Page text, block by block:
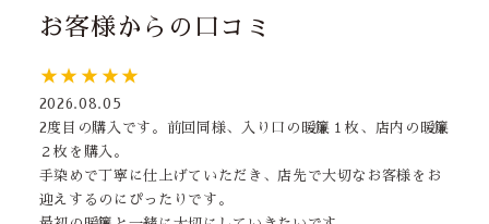
お客様からの口コミ
★★★★★
2026.08.05
2度目の購入です。前回同様、入り口の暖簾１枚、店内の暖簾
２枚を購入。
手染めで丁寧に仕上げていただき、店先で大切なお客様をお
迎えするのにぴったりです。